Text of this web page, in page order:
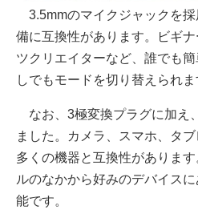
3.5mmのマイクジャックを
備に互換性があります。ビギ
ツクリエイターなど、誰でも
しでもモードを切り替えられま
なお、3極変換プラグに加え
ました。カメラ、スマホ、タ
多くの機器と互換性がありま
ルのなかから好みのデバイス
能です。